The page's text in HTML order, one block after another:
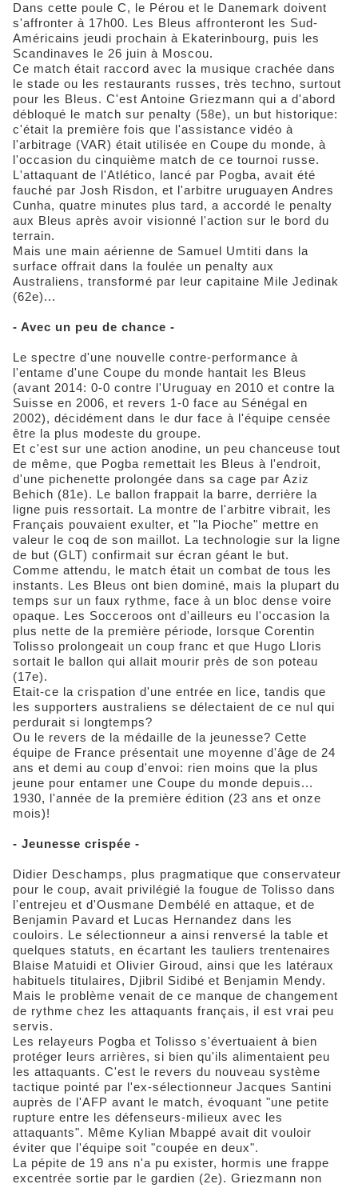
Dans cette poule C, le Pérou et le Danemark doivent
s'affronter à 17h00. Les Bleus affronteront les Sud-
Américains jeudi prochain à Ekaterinbourg, puis les
Scandinaves le 26 juin à Moscou.
Ce match était raccord avec la musique crachée dans
le stade ou les restaurants russes, très techno, surtout
pour les Bleus. C'est Antoine Griezmann qui a d'abord
débloqué le match sur penalty (58e), un but historique:
c'était la première fois que l'assistance vidéo à
l'arbitrage (VAR) était utilisée en Coupe du monde, à
l'occasion du cinquième match de ce tournoi russe.
L'attaquant de l'Atlético, lancé par Pogba, avait été
fauché par Josh Risdon, et l'arbitre uruguayen Andres
Cunha, quatre minutes plus tard, a accordé le penalty
aux Bleus après avoir visionné l'action sur le bord du
terrain.
Mais une main aérienne de Samuel Umtiti dans la
surface offrait dans la foulée un penalty aux
Australiens, transformé par leur capitaine Mile Jedinak
(62e)...
- Avec un peu de chance -
Le spectre d'une nouvelle contre-performance à
l'entame d'une Coupe du monde hantait les Bleus
(avant 2014: 0-0 contre l'Uruguay en 2010 et contre la
Suisse en 2006, et revers 1-0 face au Sénégal en
2002), décidément dans le dur face à l'équipe censée
être la plus modeste du groupe.
Et c'est sur une action anodine, un peu chanceuse tout
de même, que Pogba remettait les Bleus à l'endroit,
d'une pichenette prolongée dans sa cage par Aziz
Behich (81e). Le ballon frappait la barre, derrière la
ligne puis ressortait. La montre de l'arbitre vibrait, les
Français pouvaient exulter, et "la Pioche" mettre en
valeur le coq de son maillot. La technologie sur la ligne
de but (GLT) confirmait sur écran géant le but.
Comme attendu, le match était un combat de tous les
instants. Les Bleus ont bien dominé, mais la plupart du
temps sur un faux rythme, face à un bloc dense voire
opaque. Les Socceroos ont d'ailleurs eu l'occasion la
plus nette de la première période, lorsque Corentin
Tolisso prolongeait un coup franc et que Hugo Lloris
sortait le ballon qui allait mourir près de son poteau
(17e).
Etait-ce la crispation d'une entrée en lice, tandis que
les supporters australiens se délectaient de ce nul qui
perdurait si longtemps?
Ou le revers de la médaille de la jeunesse? Cette
équipe de France présentait une moyenne d'âge de 24
ans et demi au coup d'envoi: rien moins que la plus
jeune pour entamer une Coupe du monde depuis...
1930, l'année de la première édition (23 ans et onze
mois)!
- Jeunesse crispée -
Didier Deschamps, plus pragmatique que conservateur
pour le coup, avait privilégié la fougue de Tolisso dans
l'entrejeu et d'Ousmane Dembélé en attaque, et de
Benjamin Pavard et Lucas Hernandez dans les
couloirs. Le sélectionneur a ainsi renversé la table et
quelques statuts, en écartant les tauliers trentenaires
Blaise Matuidi et Olivier Giroud, ainsi que les latéraux
habituels titulaires, Djibril Sidibé et Benjamin Mendy.
Mais le problème venait de ce manque de changement
de rythme chez les attaquants français, il est vrai peu
servis.
Les relayeurs Pogba et Tolisso s'évertuaient à bien
protéger leurs arrières, si bien qu'ils alimentaient peu
les attaquants. C'est le revers du nouveau système
tactique pointé par l'ex-sélectionneur Jacques Santini
auprès de l'AFP avant le match, évoquant "une petite
rupture entre les défenseurs-milieux avec les
attaquants". Même Kylian Mbappé avait dit vouloir
éviter que l'équipe soit "coupée en deux".
La pépite de 19 ans n'a pu exister, hormis une frappe
excentrée sortie par le gardien (2e). Griezmann non